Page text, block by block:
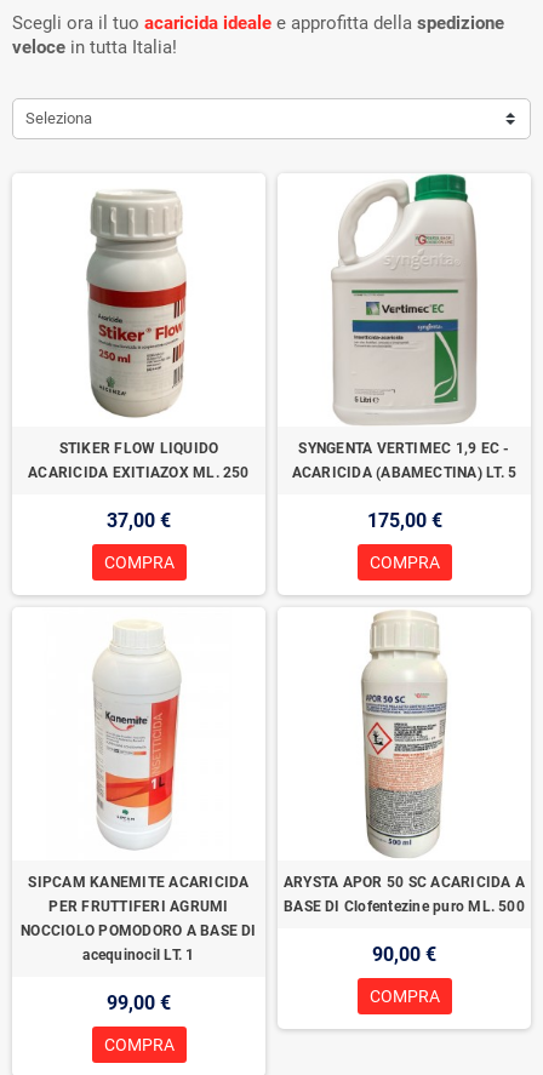
Scegli ora il tuo acaricida ideale e approfitta della spedizione
veloce in tutta Italia!
Seleziona
STIKER FLOW LIQUIDO
ACARICIDA EXITIAZOX ML. 250
37,00 €
COMPRA
SYNGENTA VERTIMEC 1,9 EC -
ACARICIDA (ABAMECTINA) LT. 5
175,00 €
COMPRA
SIPCAM KANEMITE ACARICIDA
PER FRUTTIFERI AGRUMI
NOCCIOLO POMODORO A BASE DI
acequinocil LT. 1
99,00 €
COMPRA
ARYSTA APOR 50 SC ACARICIDA A
BASE DI Clofentezine puro ML. 500
90,00 €
COMPRA